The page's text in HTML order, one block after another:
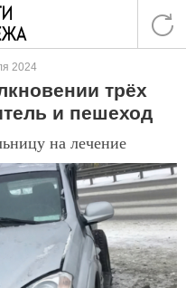
2024
трёх
и пешеход
на лечение